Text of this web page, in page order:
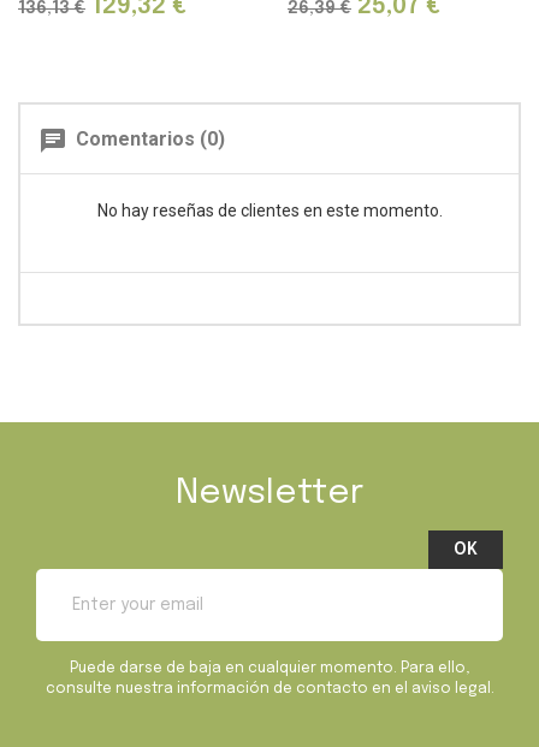
136,13 € 129,32 € 26,39 € 25,07 €
chat Comentarios (0)
No hay reseñas de clientes en este momento.
Newsletter
Puede darse de baja en cualquier momento. Para ello,
consulte nuestra información de contacto en el aviso legal.